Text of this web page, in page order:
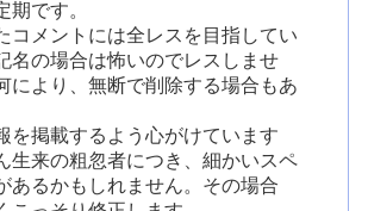
期です。
コメントには全レスを目指してい
名の場合は怖いのでレスしませ
により、無断で削除する場合もあ
を掲載するよう心がけています
生来の粗忽者につき、細かいスペ
あるかもしれません。その場合